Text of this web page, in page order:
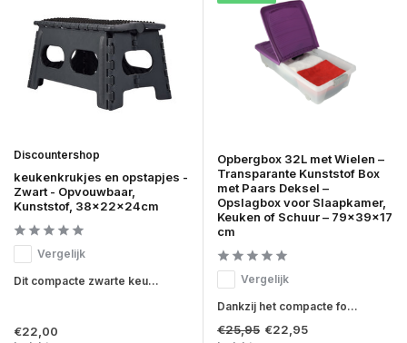
Discountershop
keukenkrukjes en opstapjes -
Zwart - Opvouwbaar,
Kunststof, 38x22x24cm
Vergelijk
Dit compacte zwarte keu...
€22,00
Opbergbox 32L met Wielen –
Transparante Kunststof Box
met Paars Deksel –
Opslagbox voor Slaapkamer,
Keuken of Schuur – 79x39x17
cm
Vergelijk
Dankzij het compacte fo...
€25,95 €22,95